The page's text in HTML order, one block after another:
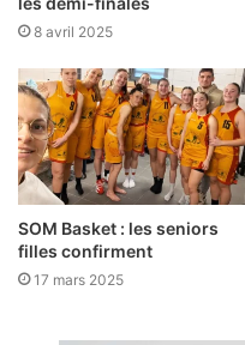
8 avril 2025
SOM Basket : les seniors
filles confirment
17 mars 2025